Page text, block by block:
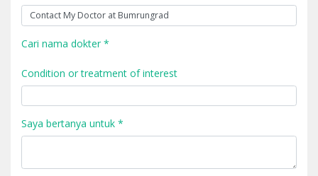
Cari nama dokter *
Condition or treatment of interest
Saya bertanya untuk *